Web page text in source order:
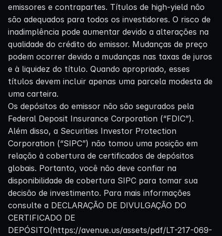
emissores e contrapartes. Títulos de high-yield não
são adequados para todos os investidores. O risco de
inadimplência pode aumentar devido a alterações na
qualidade do crédito do emissor. Mudanças de preço
podem ocorrer devido a mudanças nas taxas de juros
e à liquidez do título. Quando apropriado, esses
títulos devem incluir apenas uma parcela modesta de
uma carteira.
Os depósitos do emissor não são segurados pela
Federal Deposit Insurance Corporation (“FDIC”).
Além disso, a Securities Investor Protection
Corporation (“SIPC”) não tomou uma posição em
relação à cobertura de certificados de depósitos
globais. Portanto, você não deve confiar na
disponibilidade de cobertura SIPC para tomar sua
decisão de investimento. Para mais informações
consulte a DECLARAÇÃO DE DIVULGAÇÃO DO
CERTIFICADO DE
DEPÓSITO(https://avenue.us/assets/pdf/LT-217-069-